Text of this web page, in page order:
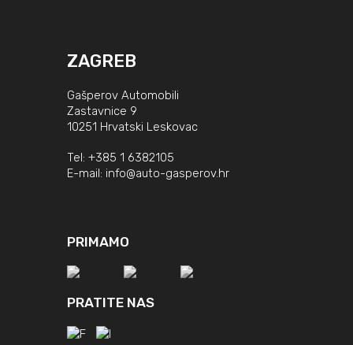
ZAGREB
Gašperov Automobili
Zastavnice 9
10251 Hrvatski Leskovac
Tel: +385 1 6382105
E-mail: info@auto-gasperov.hr
PRIMAMO
PRATITE NAS